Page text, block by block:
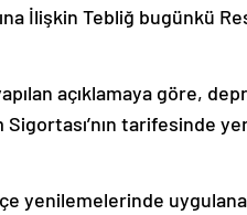
İlişkin Tebliğ bugünkü
açıklamaya göre,
tarifesinde
yenilemelerinde